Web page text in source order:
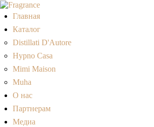
Главная
Каталог
Distillati D'Autore
Hypno Casa
Mimi Maison
Muha
О нас
Партнерам
Медиа